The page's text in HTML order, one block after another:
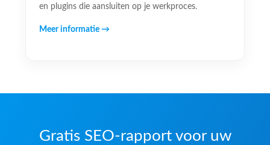
en plugins die aansluiten op je werkproces.
Meer informatie →
Gratis SEO-rapport voor uw